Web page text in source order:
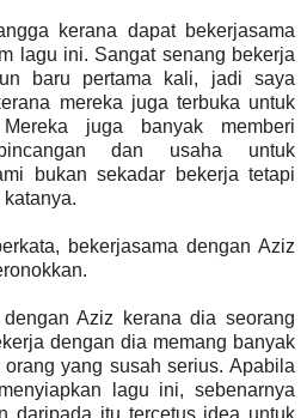
kerana dapat bekerjasama
lagu ini. Sangat senang bekerja
baru pertama kali, jadi saya
mereka juga terbuka untuk
juga banyak memberi
dan usaha untuk
bukan sekadar bekerja tetapi
katanya.
bekerjasama dengan Aziz
Aziz kerana dia seorang
dengan dia memang banyak
yang susah serius. Apabila
lagu ini, sebenarnya